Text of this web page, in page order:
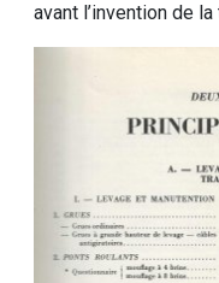
avant l’invention de